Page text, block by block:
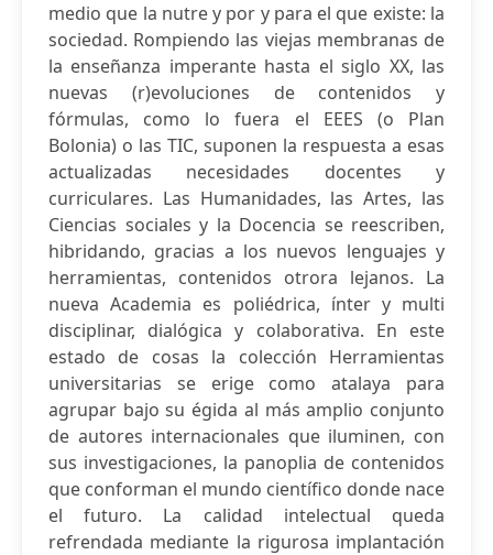
medio que la nutre y por y para el que existe: la
sociedad. Rompiendo las viejas membranas de
la enseñanza imperante hasta el siglo XX, las
nuevas (r)evoluciones de contenidos y
fórmulas, como lo fuera el EEES (o Plan
Bolonia) o las TIC, suponen la respuesta a esas
actualizadas necesidades docentes y
curriculares. Las Humanidades, las Artes, las
Ciencias sociales y la Docencia se reescriben,
hibridando, gracias a los nuevos lenguajes y
herramientas, contenidos otrora lejanos. La
nueva Academia es poliédrica, ínter y multi
disciplinar, dialógica y colaborativa. En este
estado de cosas la colección Herramientas
universitarias se erige como atalaya para
agrupar bajo su égida al más amplio conjunto
de autores internacionales que iluminen, con
sus investigaciones, la panoplia de contenidos
que conforman el mundo científico donde nace
el futuro. La calidad intelectual queda
refrendada mediante la rigurosa implantación